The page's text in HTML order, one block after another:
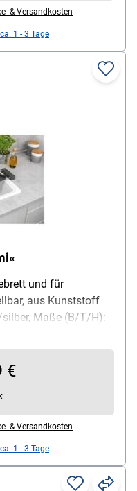
& Versandkosten
1 - 3 Tage
und für
aus Kunststoff
Maße (B/T/H):
€
& Versandkosten
1 - 3 Tage